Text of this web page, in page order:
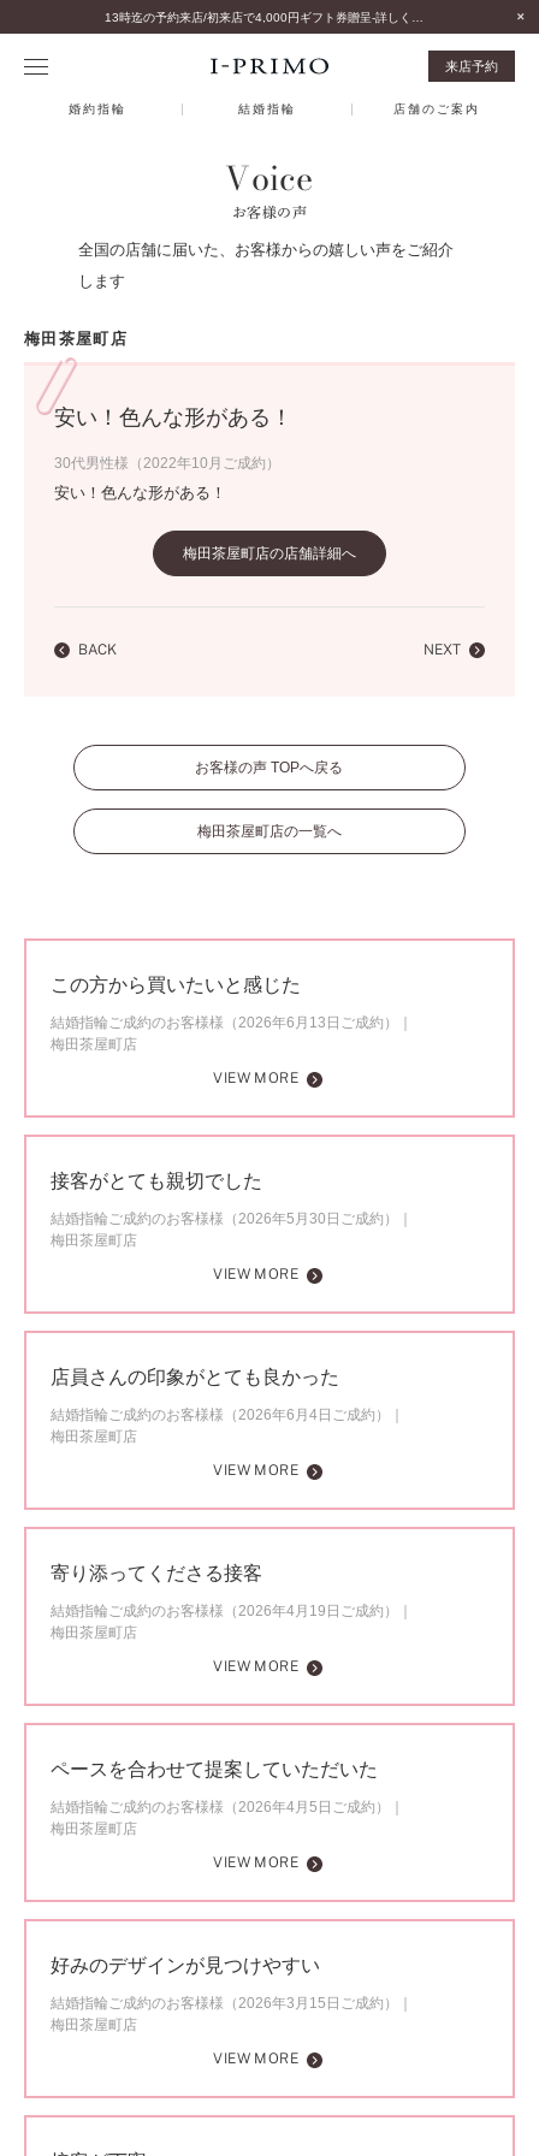
来店予約
婚約指輪 結婚指輪 店舗のご案内
Voice
お客様の声
全国の店舗に届いた、お客様からの嬉しい声をご紹介
します
梅田茶屋町店
安い！色んな形がある！
30代男性様（2022年10月ご成約）
安い！色んな形がある！
梅田茶屋町店の店舗詳細へ
BACK NEXT
お客様の声 TOPへ戻る
梅田茶屋町店の一覧へ
この方から買いたいと感じた
結婚指輪ご成約のお客様様（2026年6月13日ご成約）
梅田茶屋町店
VIEW MORE
接客がとても親切でした
結婚指輪ご成約のお客様様（2026年5月30日ご成約）
梅田茶屋町店
VIEW MORE
店員さんの印象がとても良かった
結婚指輪ご成約のお客様様（2026年6月4日ご成約）
梅田茶屋町店
VIEW MORE
寄り添ってくださる接客
結婚指輪ご成約のお客様様（2026年4月19日ご成約）
梅田茶屋町店
VIEW MORE
ペースを合わせて提案していただいた
結婚指輪ご成約のお客様様（2026年4月5日ご成約）
梅田茶屋町店
VIEW MORE
好みのデザインが見つけやすい
結婚指輪ご成約のお客様様（2026年3月15日ご成約）
梅田茶屋町店
VIEW MORE